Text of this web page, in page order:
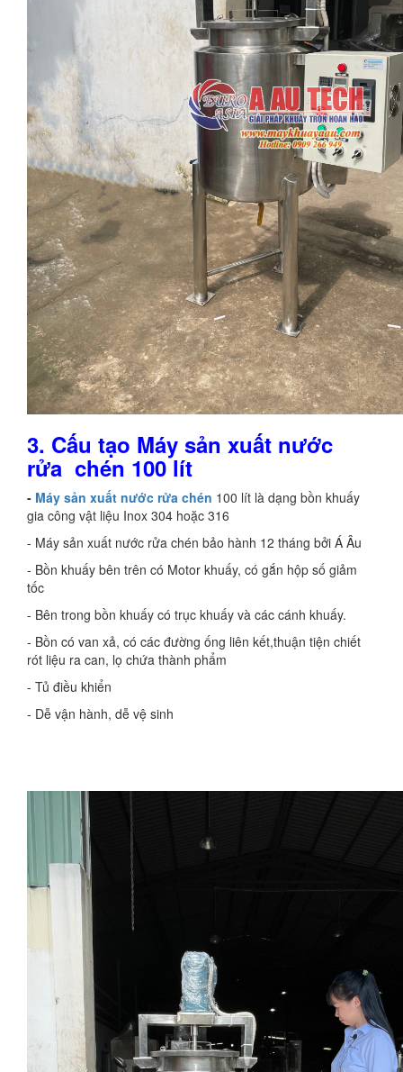
3. Cấu tạo Máy sản xuất nước
rửa chén 100 lít
- Máy sản xuất nước rửa chén 100 lít là dạng bồn khuấy
gia công vật liệu Inox 304 hoặc 316
- Máy sản xuất nước rửa chén bảo hành 12 tháng bởi Á Âu
- Bồn khuấy bên trên có Motor khuấy, có gắn hộp số giảm
tốc
- Bên trong bồn khuấy có trục khuấy và các cánh khuấy.
- Bồn có van xả, có các đường ống liên kết,thuận tiện chiết
rót liệu ra can, lọ chứa thành phẩm
- Tủ điều khiển
- Dễ vận hành, dễ vệ sinh